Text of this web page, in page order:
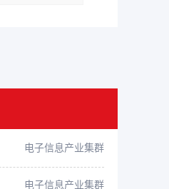
电子信息产业集群
电子信息产业集群